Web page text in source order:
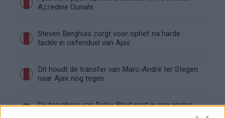
Azzedine Ounahi
Steven Berghuis zorgt voor ophef na harde
tackle in oefenduel van Ajax
Dit houdt de transfer van Marc-André ter Stegen
naar Ajax nog tegen
De terugkeer van Daley Blind past in een groter